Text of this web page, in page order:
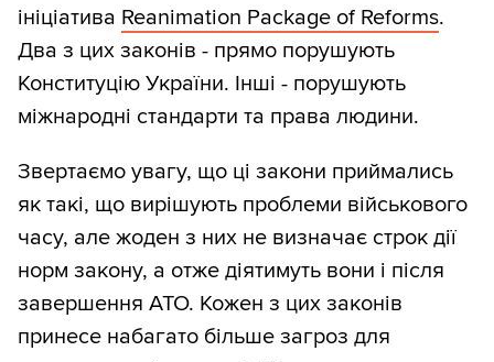
ініціатива Reanimation Package of Reforms.
Два з цих законів - прямо порушують
Конституцію України. Інші - порушують
міжнародні стандарти та права людини.
Звертаємо увагу, що ці закони приймались
як такі, що вирішують проблеми військового
часу, але жоден з них не визначає строк дії
норм закону, а отже діятимуть вони і після
завершення АТО. Кожен з цих законів
принесе набагато більше загроз для